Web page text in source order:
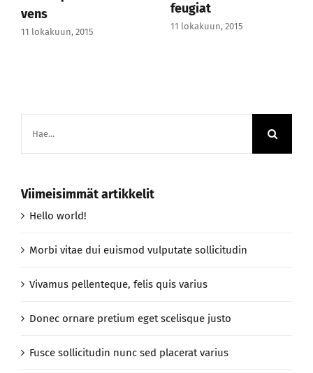
2015
...
Morbi vitae dui euismod vulputate sollicitudin
Vivamus pellenteque, felis quis varius
Donec ornare pretium eget scelisque justo
Fusce sollicitudin nunc sed placerat varius